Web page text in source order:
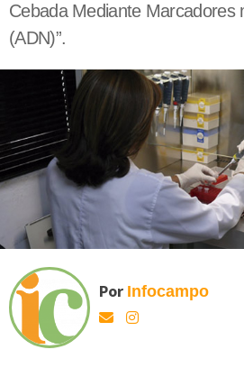
Cebada Mediante Marcadores
(ADN)”.
Por Infocampo